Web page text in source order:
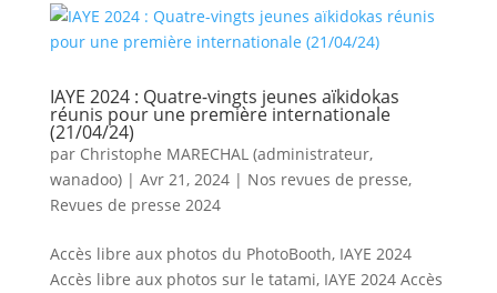
IAYE 2024 : Quatre-vingts jeunes aïkidokas
réunis pour une première internationale
(21/04/24)
par Christophe MARECHAL (administrateur,
wanadoo)| Avr 21, 2024| Nos revues de presse,
Revues de presse 2024
Accès libre aux photos du PhotoBooth, IAYE 2024
Accès libre aux photos sur le tatami, IAYE 2024 Accès